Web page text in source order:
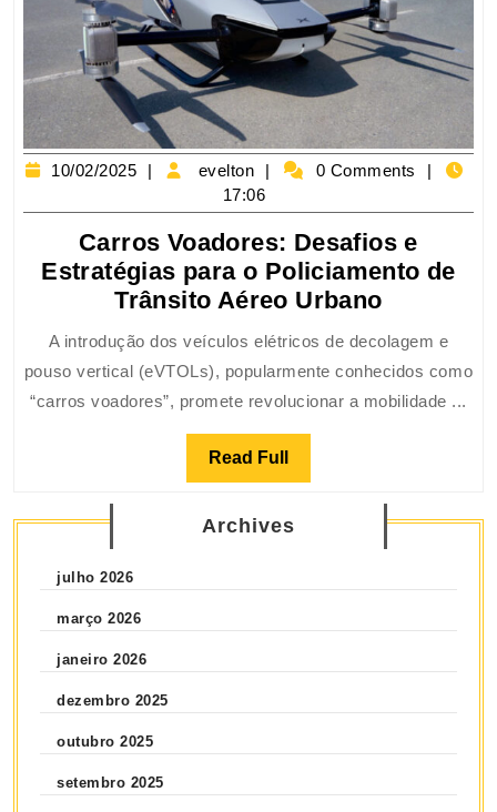
10/02/2025 evelton
0 Comments
17:06
Carros Voadores: Desafios e
Estratégias para o Policiamento de
Trânsito Aéreo Urbano
A introdução dos veículos elétricos de decolagem e
pouso vertical (eVTOLs), popularmente conhecidos como
“carros voadores”, promete revolucionar a mobilidade ...
Read Full
Archives
julho 2026
março 2026
janeiro 2026
dezembro 2025
outubro 2025
setembro 2025